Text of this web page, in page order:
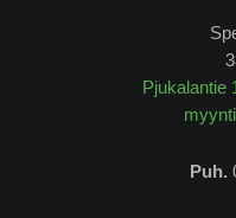
Pjukalantie
Puh.